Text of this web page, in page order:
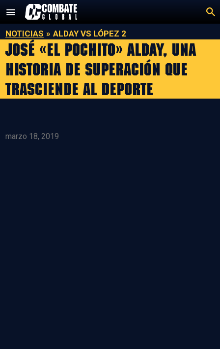
contenido
NOTICIAS » ALDAY VS LÓPEZ 2
José «El Pochito» Alday, una
historia de superación que
trasciende al deporte
marzo 18, 2019